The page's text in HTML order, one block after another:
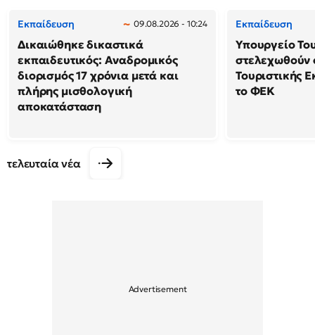
Εκπαίδευση 09.08.2026 - 10:24
Δικαιώθηκε δικαστικά
εκπαιδευτικός: Αναδρομικός
διορισμός 17 χρόνια μετά και
πλήρης μισθολογική
αποκατάσταση
Εκπαίδευση
Υπουργείο
στελεχωθούν
Τουριστικής
το ΦΕΚ
τελευταία νέα